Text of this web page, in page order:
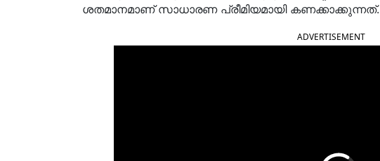
ശതമാനമാണ് സാധാരണ പ്രീമിയമായി കണക്കാക്കുന്നത്.
ADVERTISEMENT